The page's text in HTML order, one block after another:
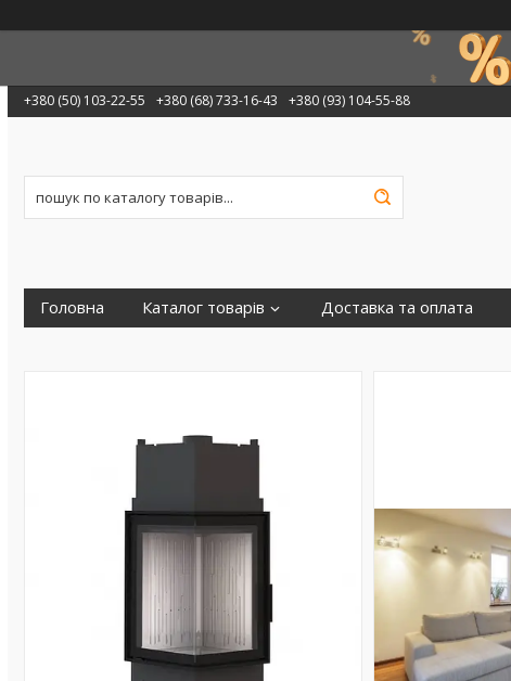
+380 (50) 103-22-55 +380 (68) 733-16-43 +380 (93) 104-55-88
Головна Каталог товарів Доставка та оплата